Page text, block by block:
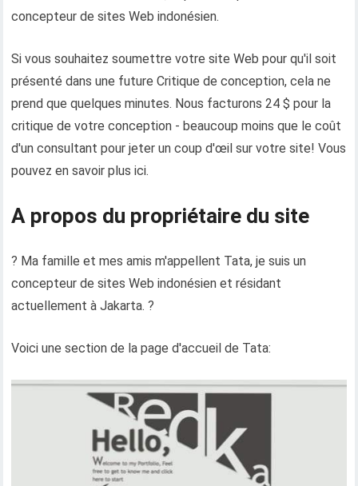
concepteur de sites Web indonésien.
Si vous souhaitez soumettre votre site Web pour qu'il soit
présenté dans une future Critique de conception, cela ne
prend que quelques minutes. Nous facturons 24 $ pour la
critique de votre conception - beaucoup moins que le coût
d'un consultant pour jeter un coup d'œil sur votre site! Vous
pouvez en savoir plus ici.
A propos du propriétaire du site
? Ma famille et mes amis m'appellent Tata, je suis un
concepteur de sites Web indonésien et résidant
actuellement à Jakarta. ?
Voici une section de la page d'accueil de Tata: